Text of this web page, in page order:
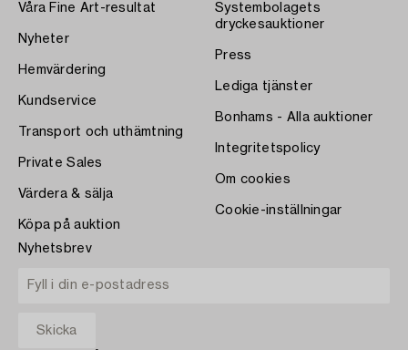
Våra Fine Art-resultat
Nyheter
Hemvärdering
Kundservice
Transport och uthämtning
Private Sales
Värdera & sälja
Köpa på auktion
Systembolagets
dryckesauktioner
Press
Lediga tjänster
Bonhams - Alla auktioner
Integritetspolicy
Om cookies
Cookie-inställningar
Nyhetsbrev